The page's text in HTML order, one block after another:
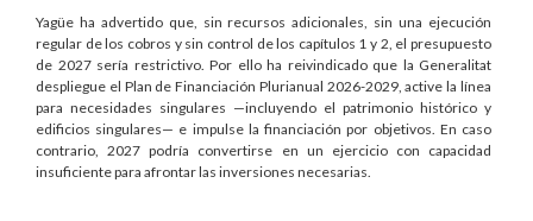
Yagüe ha advertido que, sin recursos adicionales, sin una ejecución
regular de los cobros y sin control de los capítulos 1 y 2, el presupuesto
de 2027 sería restrictivo. Por ello ha reivindicado que la Generalitat
despliegue el Plan de Financiación Plurianual 2026-2029, active la línea
para necesidades singulares —incluyendo el patrimonio histórico y
edificios singulares— e impulse la financiación por objetivos. En caso
contrario, 2027 podría convertirse en un ejercicio con capacidad
insuficiente para afrontar las inversiones necesarias.